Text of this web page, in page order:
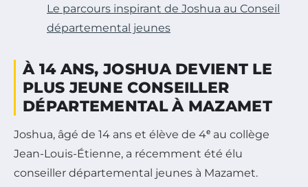
Le parcours inspirant de Joshua au Conseil
départemental jeunes
À 14 ANS, JOSHUA DEVIENT LE
PLUS JEUNE CONSEILLER
DÉPARTEMENTAL À MAZAMET
Joshua, âgé de 14 ans et élève de 4ᵉ au collège
Jean-Louis-Étienne, a récemment été élu
conseiller départemental jeunes à Mazamet.